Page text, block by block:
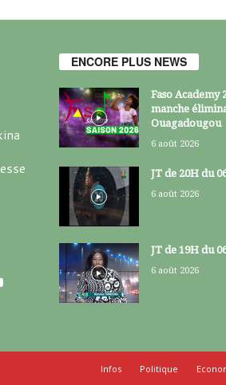
ENCORE PLUS NEWS
Faso Academy
manche
Ouagadougou
6 août 2026
JT de 20H du
6 août 2026
JT de 19H du
6 août 2026
Infos Politique